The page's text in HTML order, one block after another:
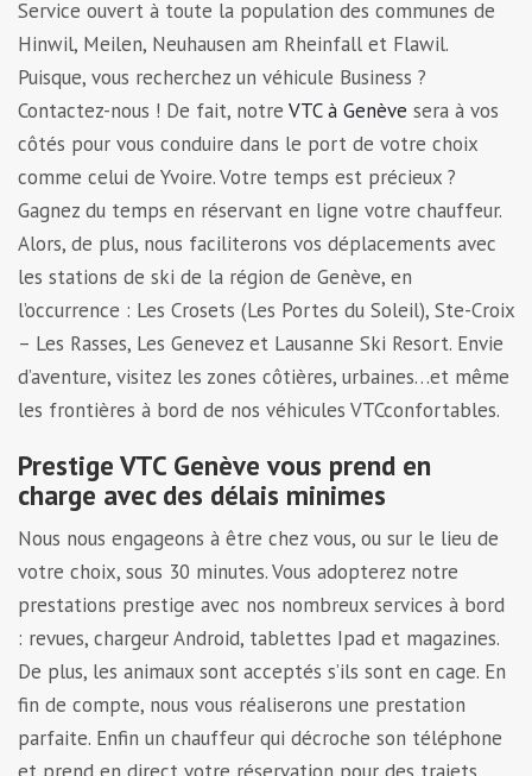
Service ouvert à toute la population des communes de
Hinwil, Meilen, Neuhausen am Rheinfall et Flawil.
Puisque, vous recherchez un véhicule Business ?
Contactez-nous ! De fait, notre VTC à Genève sera à vos
côtés pour vous conduire dans le port de votre choix
comme celui de Yvoire. Votre temps est précieux ?
Gagnez du temps en réservant en ligne votre chauffeur.
Alors, de plus, nous faciliterons vos déplacements avec
les stations de ski de la région de Genève, en
l’occurrence : Les Crosets (Les Portes du Soleil), Ste-Croix
– Les Rasses, Les Genevez et Lausanne Ski Resort. Envie
d’aventure, visitez les zones côtières, urbaines…et même
les frontières à bord de nos véhicules VTCconfortables.
Prestige VTC Genève vous prend en
charge avec des délais minimes
Nous nous engageons à être chez vous, ou sur le lieu de
votre choix, sous 30 minutes. Vous adopterez notre
prestations prestige avec nos nombreux services à bord
: revues, chargeur Android, tablettes Ipad et magazines.
De plus, les animaux sont acceptés s’ils sont en cage. En
fin de compte, nous vous réaliserons une prestation
parfaite. Enfin un chauffeur qui décroche son téléphone